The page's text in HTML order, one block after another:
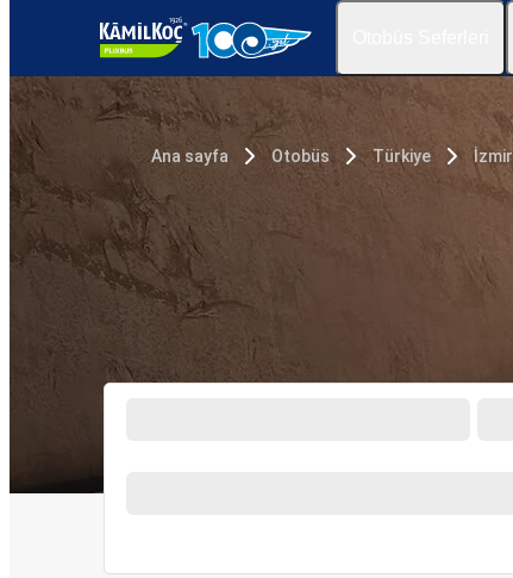
Ana sayfa Otobüs Türkiye İzmir